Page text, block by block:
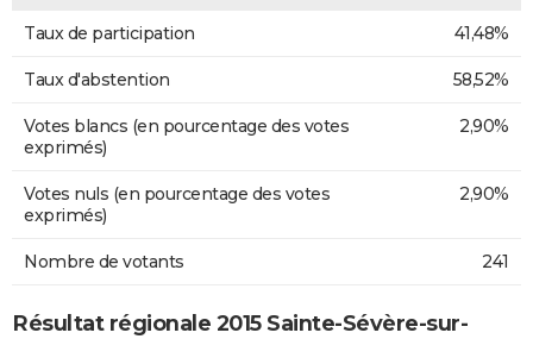
Taux de participation 41,48%
Taux d'abstention 58,52%
Votes blancs (en pourcentage des votes
exprimés)
2,90%
Votes nuls (en pourcentage des votes
exprimés)
2,90%
Nombre de votants 241
Résultat régionale 2015 Sainte-Sévère-sur-